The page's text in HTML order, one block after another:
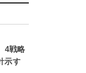
4戦略
示す